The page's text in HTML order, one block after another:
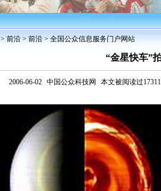
> 前沿 > 前沿 > 全国公众信息服务门户网站
“金星快车”
2006-06-02 中国公众科技网 本文被阅读过